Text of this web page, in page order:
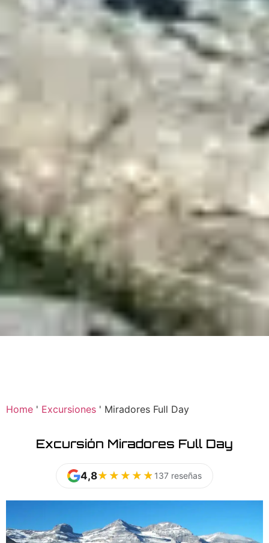
Home ' Excursiones ' Miradores Full Day
Excursión Miradores Full Day
4,8★★★★★
★★★★★ 137 reseñas